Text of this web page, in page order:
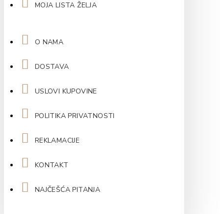
MOJA LISTA ŽELJA
O NAMA
DOSTAVA
USLOVI KUPOVINE
POLITIKA PRIVATNOSTI
REKLAMACIJE
KONTAKT
NAJČEŠĆA PITANJA